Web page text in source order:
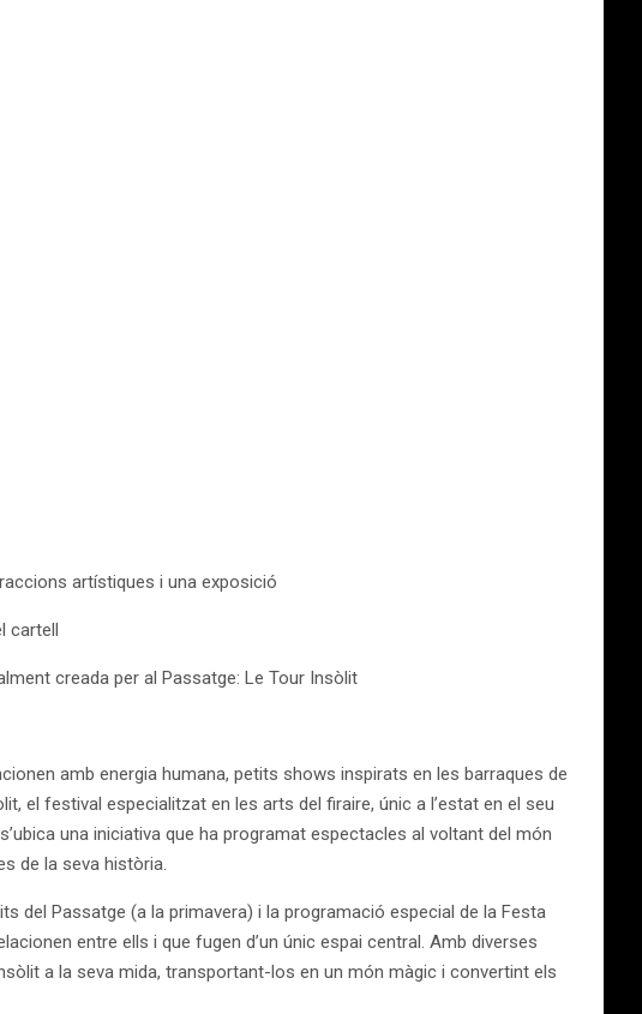
artístiques i una exposició
cartell
creada per al Passatge: Le Tour Insòlit
amb energia humana, petits shows inspirats en les barraques de
el festival especialitzat en les arts del firaire, únic a l’estat en el seu
una iniciativa que ha programat espectacles al voltant del món
de la seva història.
del Passatge (a la primavera) i la programació especial de la Festa
entre ells i que fugen d’un únic espai central. Amb diverses
a la seva mida, transportant-los en un món màgic i convertint els